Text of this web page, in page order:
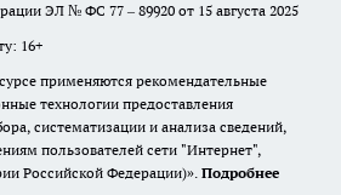
ЭЛ № ФС 77 – 89920 от 15 августа 2025
16+
применяются рекомендательные
технологии предоставления
систематизации и анализа сведений,
пользователей сети "Интернет",
Российской Федерации)». Подробнее